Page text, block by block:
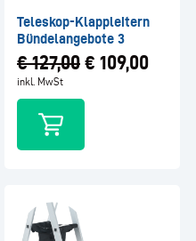
Teleskop-Klappleitern
Bündelangebote 3
€127,00 € 109,00
inkl. MwSt